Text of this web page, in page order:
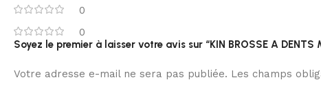
0
0
Soyez le premier à laisser votre avis sur “KIN BROSSE A DENTS
Votre adresse e-mail ne sera pas publiée. Les champs